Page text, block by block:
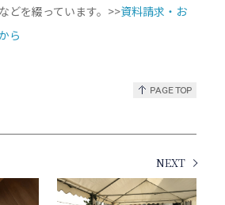
どを綴っています。>>資料請求・お
ら
NEXT